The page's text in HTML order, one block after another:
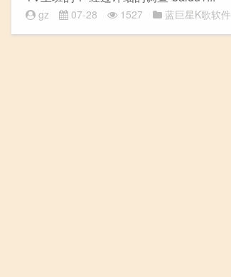
gz 07-28 1527 蓝巨星K歌软件